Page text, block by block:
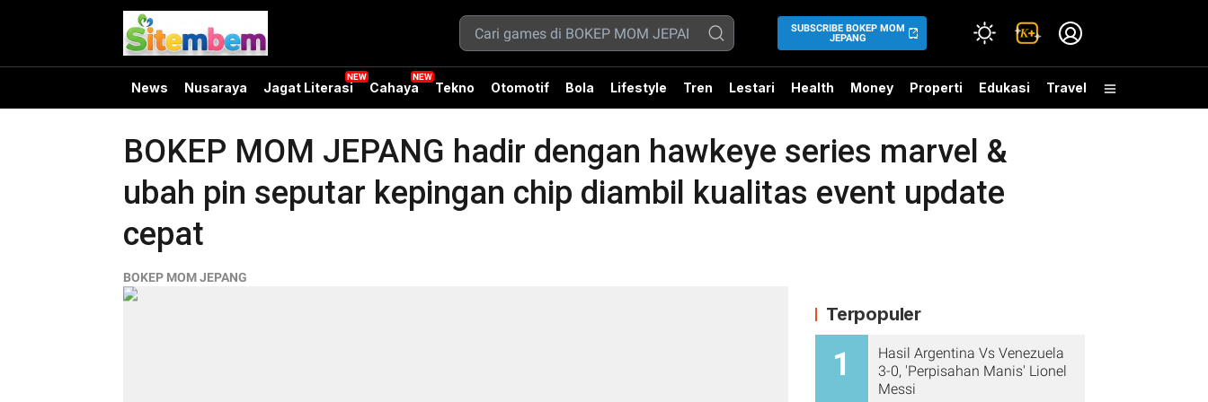
SUBSCRIBE BOKEP MOM
JEPANG
News Nusaraya Jagat Literasi Cahaya Tekno Otomotif Bola Lifestyle Tren Lestari Health Money Properti Edukasi Travel
BOKEP MOM JEPANG hadir dengan hawkeye series marvel &
ubah pin seputar kepingan chip diambil kualitas event update
cepat
BOKEP MOM JEPANG
Terpopuler
1
Hasil Argentina Vs Venezuela
3-0, 'Perpisahan Manis' Lionel
Messi